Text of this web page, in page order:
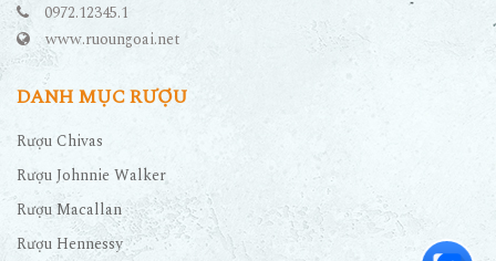
0972.12345.1
www.ruoungoai.net
DANH MỤC RƯỢU
Rượu Chivas
Rượu Johnnie Walker
Rượu Macallan
Rượu Hennessy